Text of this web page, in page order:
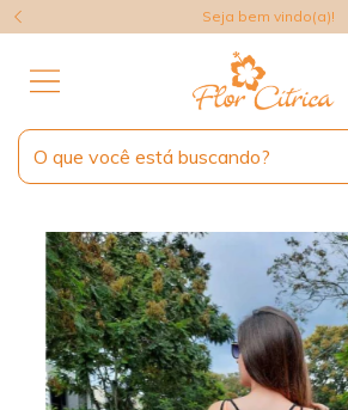
Seja bem vindo(a)!